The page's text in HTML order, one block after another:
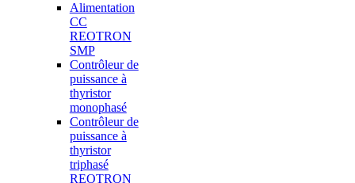
Alimentation
CC
REOTRON
SMP
Contrôleur de
puissance à
thyristor
monophasé
Contrôleur de
puissance à
thyristor
triphasé
REOTRON